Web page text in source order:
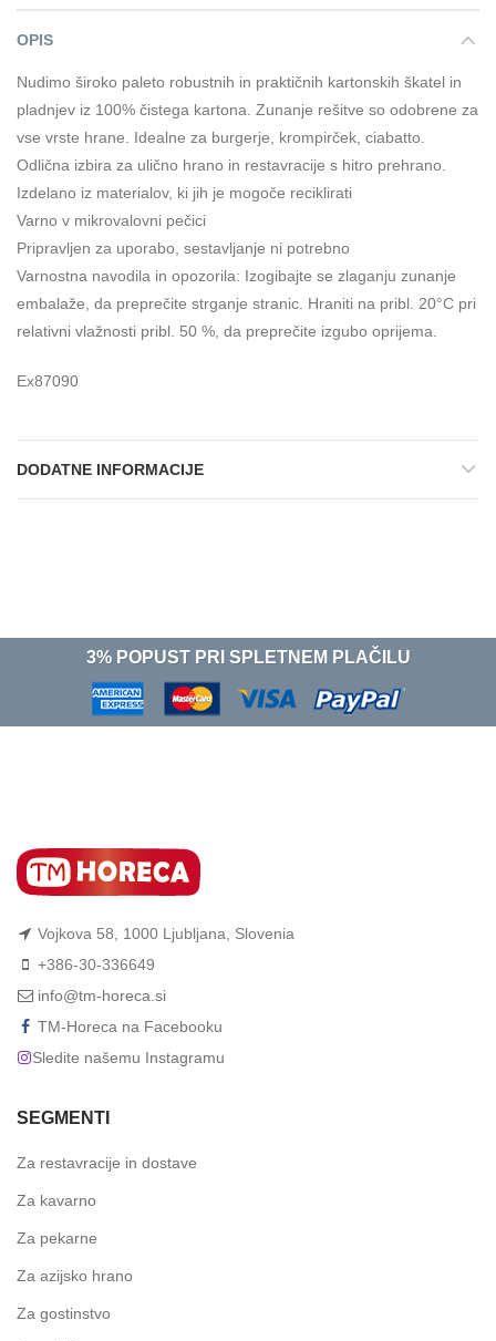
OPIS
Nudimo široko paleto robustnih in praktičnih kartonskih škatel in
pladnjev iz 100% čistega kartona. Zunanje rešitve so odobrene za
vse vrste hrane. Idealne za burgerje, krompirček, ciabatto.
Odlična izbira za ulično hrano in restavracije s hitro prehrano.
Izdelano iz materialov, ki jih je mogoče reciklirati
Varno v mikrovalovni pečici
Pripravljen za uporabo, sestavljanje ni potrebno
Varnostna navodila in opozorila: Izogibajte se zlaganju zunanje
embalaže, da preprečite strganje stranic. Hraniti na pribl. 20°C pri
relativni vlažnosti pribl. 50 %, da preprečite izgubo oprijema.
Ex87090
DODATNE INFORMACIJE
3% POPUST PRI SPLETNEM PLAČILU
Vojkova 58, 1000 Ljubljana, Slovenia
+386-30-336649
info@tm-horeca.si
TM-Horeca na Facebooku
Sledite našemu Instagramu
SEGMENTI
Za restavracije in dostave
Za kavarno
Za pekarne
Za azijsko hrano
Za gostinstvo